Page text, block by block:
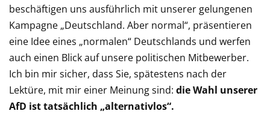
beschäftigen uns ausführlich mit unserer gelungenen
Kampagne „Deutschland. Aber normal“, präsentieren
eine Idee eines „normalen“ Deutschlands und werfen
auch einen Blick auf unsere politischen Mitbewerber.
Ich bin mir sicher, dass Sie, spätestens nach der
Lektüre, mit mir einer Meinung sind: die Wahl unserer
AfD ist tatsächlich „alternativlos“.